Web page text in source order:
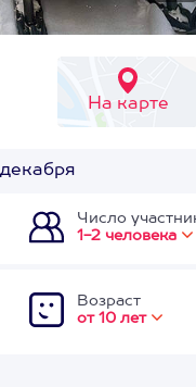
На карте
Число
1-2 человека
Возраст
от 10 лет